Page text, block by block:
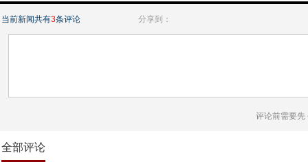
当前新闻共有3条评论 分享到：
评论前需要先
全部评论